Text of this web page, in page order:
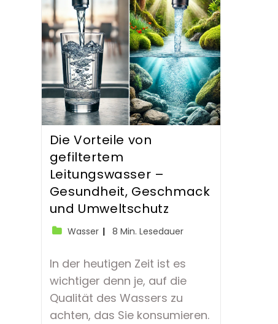
Die Vorteile von
gefiltertem
Leitungswasser –
Gesundheit, Geschmack
und Umweltschutz
Beitrags-
Wasser Lesedauer:
8 Min. Lesedauer
In der heutigen Zeit ist es
wichtiger denn je, auf die
Qualität des Wassers zu
achten, das Sie konsumieren.